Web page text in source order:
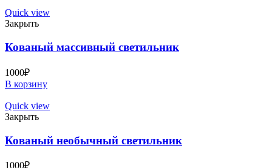
Quick view
Закрыть
Кованый массивный светильник
1000₽
В корзину
Quick view
Закрыть
Кованый необычный светильник
1000₽